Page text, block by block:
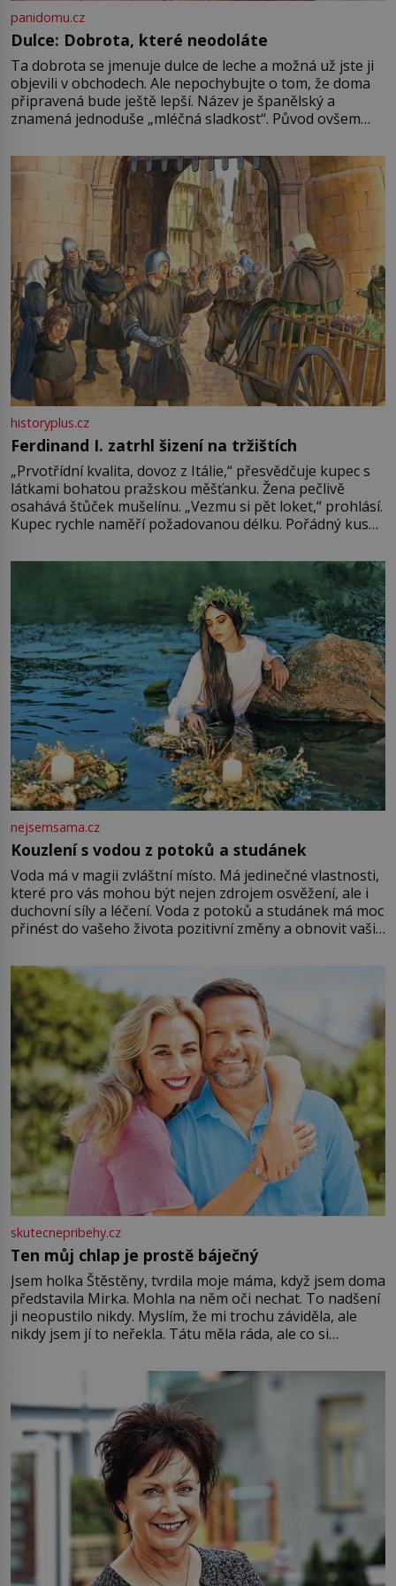
panidomu.cz
Dulce: Dobrota, které neodoláte
Ta dobrota se jmenuje dulce de leche a možná už jste ji
objevili v obchodech. Ale nepochybujte o tom, že doma
připravená bude ještě lepší. Název je španělský a
znamená jednoduše „mléčná sladkost“. Původ ovšem
pře hned několik latinskoamerických zemí a k tomu
Francie, kde se traduje,
historyplus.cz
Ferdinand I. zatrhl šizení na tržištích
„Prvotřídní kvalita, dovoz z Itálie,“ přesvědčuje kupec s
látkami bohatou pražskou měšťanku. Žena pečlivě
osahává štůček mušelínu. „Vezmu si pět loket,“ prohlásí.
Kupec rychle naměří požadovanou délku. Pořádný kus
milostpaní. Stačí jenom na sukni,“ zhodnotí švadlena
množství růžového mušelínu. „Ošidili vás, podívejte.“
Vezme do ruky dřevěnou
nejsemsama.cz
Kouzlení s vodou z potoků a studánek
Voda má v magii zvláštní místo. Má jedinečné vlastnosti,
které pro vás mohou být nejen zdrojem osvěžení, ale i
duchovní síly a léčení. Voda z potoků a studánek má moc
přinést do vašeho života pozitivní změny a obnovit vaši
můžete obohatit své rituály a přinést do svého života
větší harmonii a klid. Je důležité
skutecnepribehy.cz
Ten můj chlap je prostě báječný
Jsem holka Štěstěny, tvrdila moje máma, když jsem doma
představila Mirka. Mohla na něm oči nechat. To nadšení
ji neopustilo nikdy. Myslím, že mi trochu záviděla, ale
nikdy jsem jí to neřekla. Tátu měla ráda, ale co si
Jsme spolu moc rádi Tehdy byla jiná doba, když